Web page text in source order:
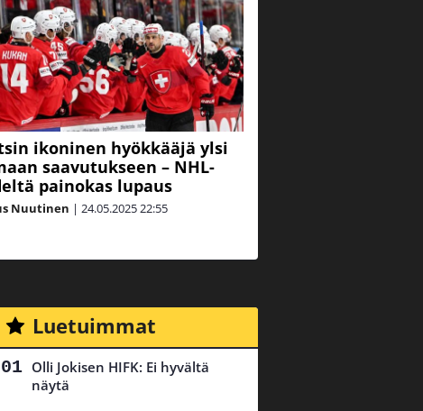
ikoninen hyökkääjä ylsi
saavutukseen – NHL-
painokas lupaus
Nuutinen | 24.05.202522:55
Luetuimmat
Olli Jokisen HIFK: Ei hyvältä
näytä